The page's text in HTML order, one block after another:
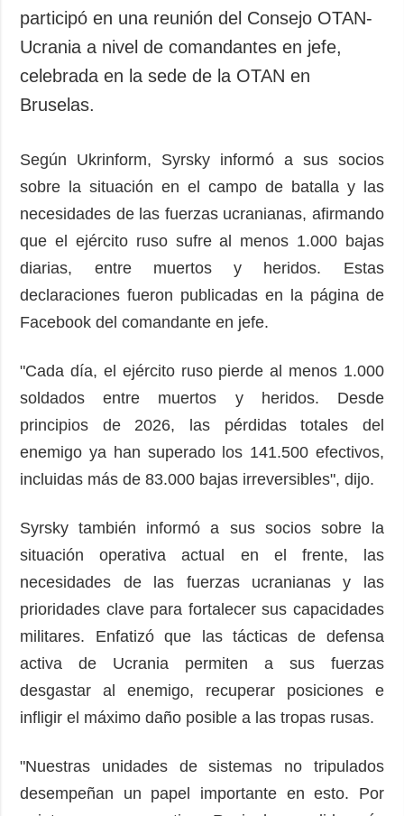
participó en una reunión del Consejo OTAN-
Ucrania a nivel de comandantes en jefe,
celebrada en la sede de la OTAN en
Bruselas.
Según Ukrinform, Syrsky informó a sus socios
sobre la situación en el campo de batalla y las
necesidades de las fuerzas ucranianas, afirmando
que el ejército ruso sufre al menos 1.000 bajas
diarias, entre muertos y heridos. Estas
declaraciones fueron publicadas en la página de
Facebook del comandante en jefe.
"Cada día, el ejército ruso pierde al menos 1.000
soldados entre muertos y heridos. Desde
principios de 2026, las pérdidas totales del
enemigo ya han superado los 141.500 efectivos,
incluidas más de 83.000 bajas irreversibles", dijo.
Syrsky también informó a sus socios sobre la
situación operativa actual en el frente, las
necesidades de las fuerzas ucranianas y las
prioridades clave para fortalecer sus capacidades
militares. Enfatizó que las tácticas de defensa
activa de Ucrania permiten a sus fuerzas
desgastar al enemigo, recuperar posiciones e
infligir el máximo daño posible a las tropas rusas.
"Nuestras unidades de sistemas no tripulados
desempeñan un papel importante en esto. Por